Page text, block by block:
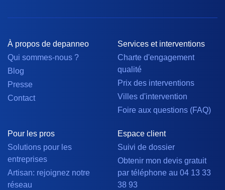
À propos de depanneo
Qui sommes-nous ?
Blog
Presse
Contact
Services et interventions
Charte d'engagement
qualité
Prix des interventions
Villes d'intervention
Foire aux questions (FAQ)
Pour les pros
Solutions pour les
entreprises
Artisan: rejoignez notre
réseau
Espace client
Suivi de dossier
Obtenir mon devis gratuit
par téléphone au 04 13 33
38 93